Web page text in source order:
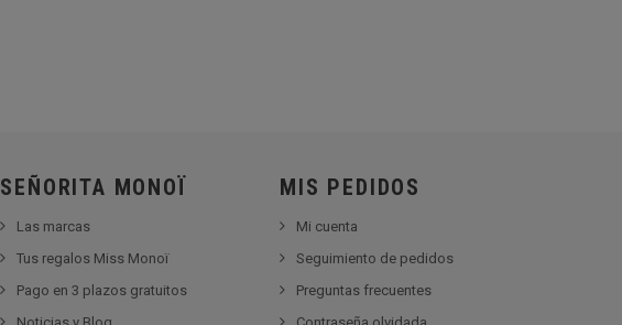
SEÑORITA MONOÏ
Las marcas
Tus regalos Miss Monoï
Pago en 3 plazos gratuitos
MIS PEDIDOS
Mi cuenta
Seguimiento de pedidos
Preguntas frecuentes